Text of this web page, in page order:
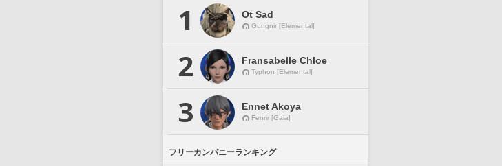
1 Ot Sad
Gungnir [Elemental]
2 Fransabelle Chloe
Typhon [Elemental]
3 Ennet Akoya
Fenrir [Gaia]
フリーカンパニーランキング